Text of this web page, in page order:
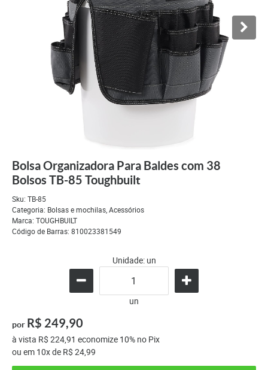
Bolsa Organizadora Para Baldes com 38
Bolsos TB-85 Toughbuilt
Sku: TB-85
Categoria: Bolsas e mochilas,Acessórios
Marca: TOUGHBUILT
Código de Barras: 810023381549
Unidade: un
un
por R$ 249,90
à vista R$ 224,91 economize 10% no Pix
ou em 10xde R$ 24,99